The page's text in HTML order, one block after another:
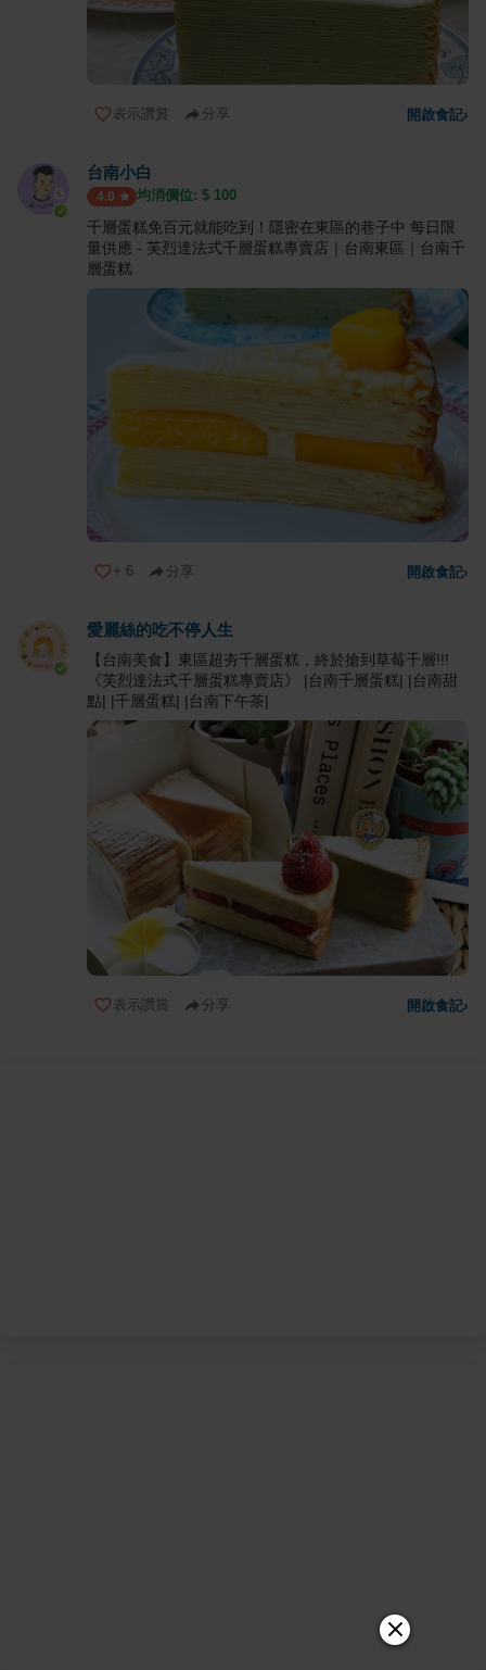
表示讚賞 分享 開啟食記›
台南小白
4.0 均消價位: $ 100
千層蛋糕免百元就能吃到！隱密在東區的巷子中 每日限
量供應 - 芙烈達法式千層蛋糕專賣店｜台南東區｜台南千
層蛋糕
+ 6 分享 開啟食記›
愛麗絲的吃不停人生
【台南美食】東區超夯千層蛋糕，終於搶到草莓千層!!!
《芙烈達法式千層蛋糕專賣店》 |台南千層蛋糕| |台南甜
點| |千層蛋糕| |台南下午茶|
表示讚賞 分享 開啟食記›